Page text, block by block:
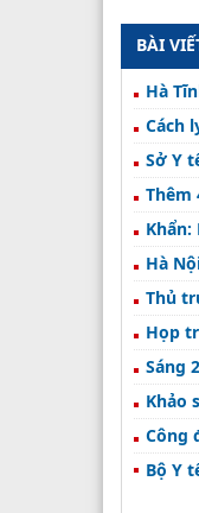
BÀI
Hà
Cách
Sở Y
Thêm
Hà
Thủ
Họp
Sáng
Khảo
Công
Bộ Y